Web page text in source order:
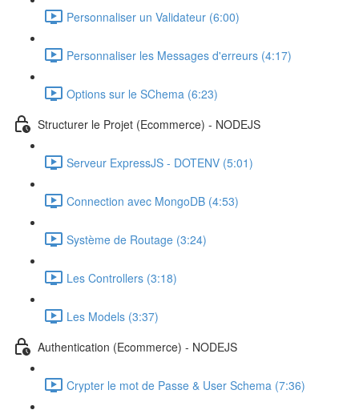
Personnaliser un Validateur (6:00)
Personnaliser les Messages d'erreurs (4:17)
Options sur le SChema (6:23)
Structurer le Projet (Ecommerce) - NODEJS
Serveur ExpressJS - DOTENV (5:01)
Connection avec MongoDB (4:53)
Système de Routage (3:24)
Les Controllers (3:18)
Les Models (3:37)
Authentication (Ecommerce) - NODEJS
Crypter le mot de Passe & User Schema (7:36)